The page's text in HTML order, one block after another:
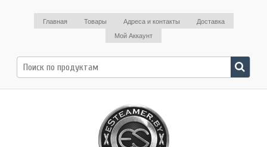
Главная Товары Адреса и контакты
Доставка
Мой Аккаунт
Поиск
по: